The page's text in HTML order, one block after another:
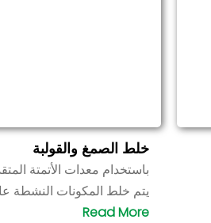
خلط الصمغ والقولبة
باستخدام معدات الأتمتة
يتم خلط المكونات النشطة
الجودة والعصائر والمكونات